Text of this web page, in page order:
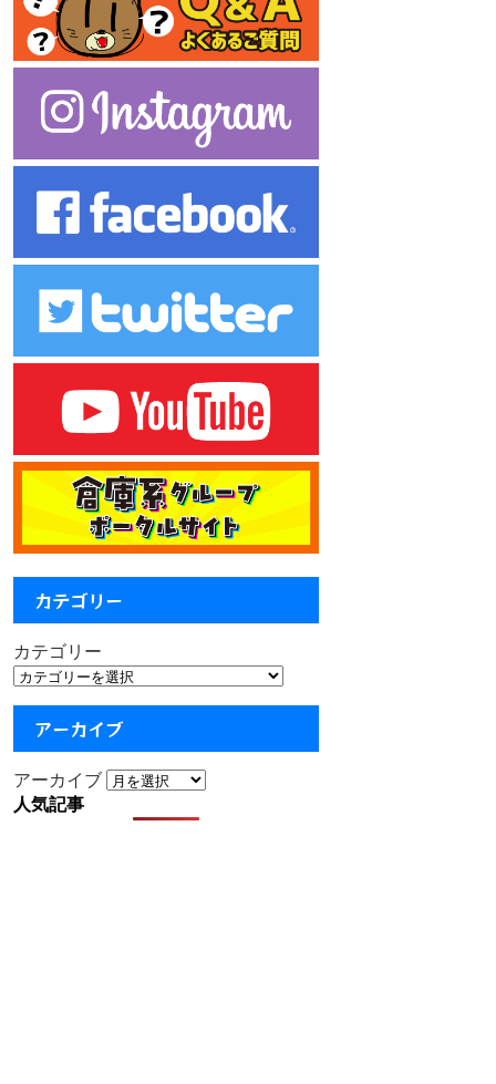
カテゴリー
カテゴリー
アーカイブ
アーカイブ
人気記事